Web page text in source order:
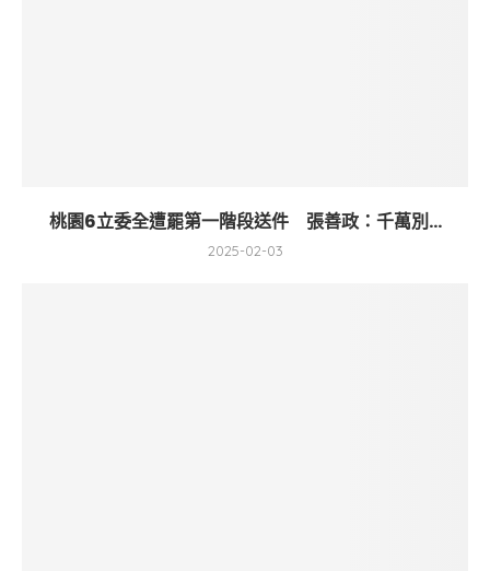
桃園6立委全遭罷第一階段送件 張善政：千萬別...
2025-02-03